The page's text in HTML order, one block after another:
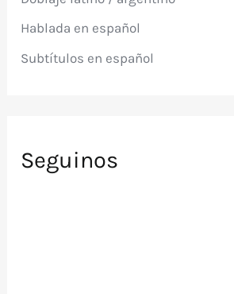
:Hablada en español
Subtítulos en español
Seguinos